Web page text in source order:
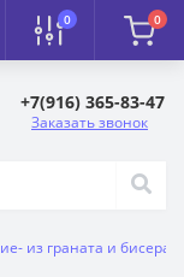
0 0
+7(916) 365-83-47
Заказать звонок
из граната и бисера